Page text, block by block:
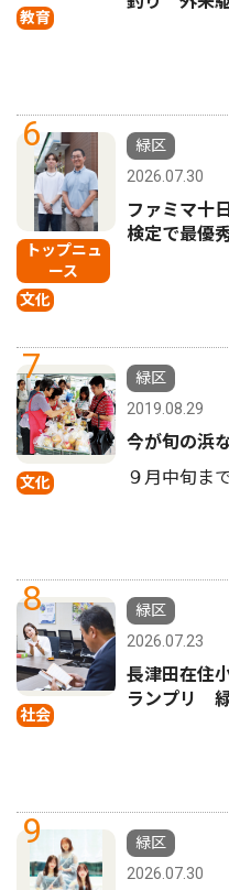
教育
6
トップニュ
ース
文化
緑区
2026.07.30
ファミマ十
検定で最優
7
文化
緑区
2019.08.29
今が旬の浜
９月中旬ま
8
社会
緑区
2026.07.23
長津田在住
ランプリ
9
緑区
2026.07.30